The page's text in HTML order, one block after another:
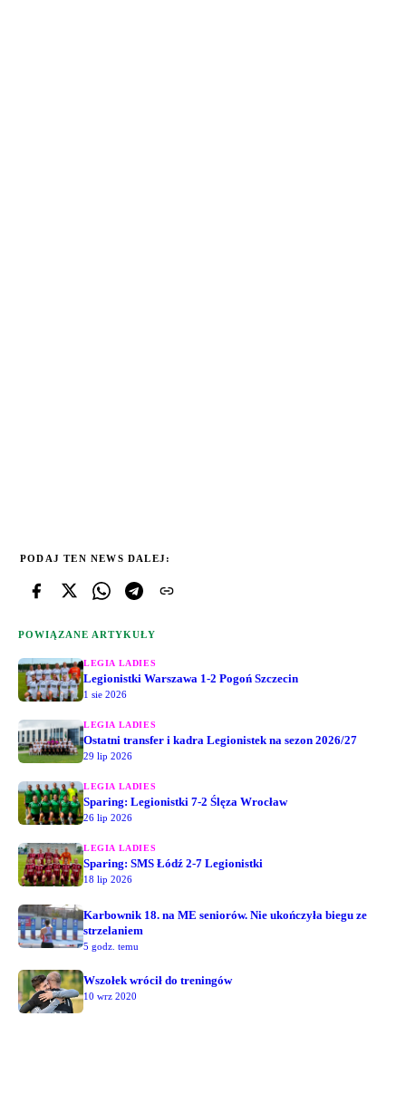
PODAJ TEN NEWS DALEJ:
POWIĄZANE ARTYKUŁY
LEGIA LADIES
Legionistki Warszawa 1-2 Pogoń Szczecin
1 sie 2026
LEGIA LADIES
Ostatni transfer i kadra Legionistek na sezon 2026/27
29 lip 2026
LEGIA LADIES
Sparing: Legionistki 7-2 Ślęza Wrocław
26 lip 2026
LEGIA LADIES
Sparing: SMS Łódź 2-7 Legionistki
18 lip 2026
Karbownik 18. na ME seniorów. Nie ukończyła biegu ze
strzelaniem
5 godz. temu
Wszołek wrócił do treningów
10 wrz 2020